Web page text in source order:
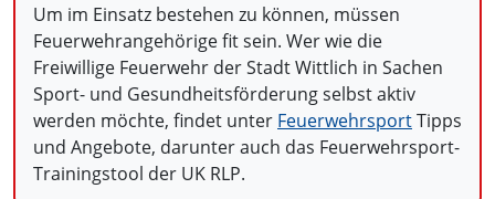
Um im Einsatz bestehen zu können, müssen
Feuerwehrangehörige fit sein. Wer wie die
Freiwillige Feuerwehr der Stadt Wittlich in Sachen
Sport- und Gesundheitsförderung selbst aktiv
werden möchte, findet unter FeuerwehrsportTipps
und Angebote, darunter auch das Feuerwehrsport-
Trainingstool der UK RLP.